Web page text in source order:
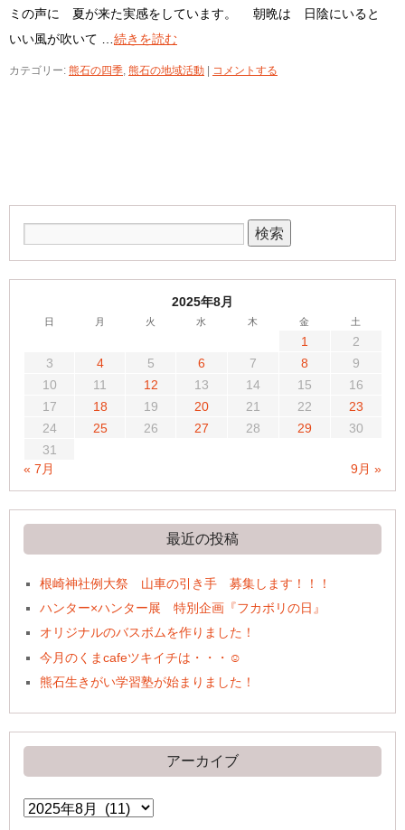
ミの声に 夏が来た実感をしています。 朝晩は 日陰にいると
いい風が吹いて … 続きを読む
カテゴリー: 熊石の四季, 熊石の地域活動 コメントする
2025年8月
日 月 火 水 木 金 土
1
2
3
4 5 6 7 8
9
10
11 12 13 14 15
16
17
18 19 20 21 22
23
24
25 26 27 28 29
30
31
« 7月
9月 »
最近の投稿
根崎神社例大祭 山車の引き手 募集します！！！
ハンター×ハンター展 特別企画『フカボリの日』
オリジナルのバスボムを作りました！
今月のくまcafeツキイチは・・・☺
熊石生きがい学習塾が始まりました！
アーカイブ
ア
ー